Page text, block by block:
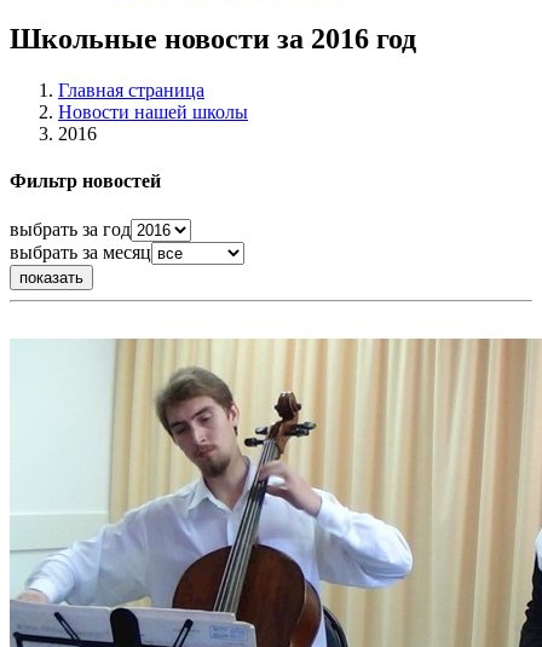
Школьные новости за 2016 год
Главная страница
Новости нашей школы
2016
Фильтр новостей
выбрать за год
выбрать за месяц